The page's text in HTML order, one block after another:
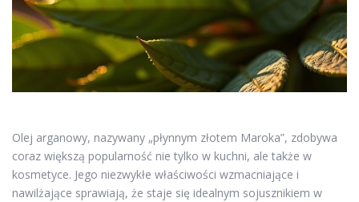
Olej arganowy, nazywany „płynnym złotem Maroka”, zdobywa
coraz większą popularność nie tylko w kuchni, ale także w
kosmetyce. Jego niezwykłe właściwości wzmacniające i
nawilżające sprawiają, że staje się idealnym sojusznikiem w